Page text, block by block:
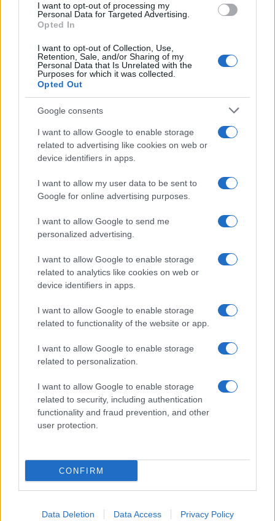
consent section.
I want to opt-out of processing my
Personal Data for Targeted Advertising.
Opted In
I want to opt-out of Collection, Use,
Retention, Sale, and/or Sharing of my
Personal Data that Is Unrelated with the
Purposes for which it was collected.
Opted Out
Google consents
I want to allow Google to enable storage
related to advertising like cookies on web or
device identifiers in apps.
I want to allow my user data to be sent to
Google for online advertising purposes.
I want to allow Google to send me
personalized advertising.
I want to allow Google to enable storage
related to analytics like cookies on web or
device identifiers in apps.
I want to allow Google to enable storage
related to functionality of the website or app.
I want to allow Google to enable storage
related to personalization.
I want to allow Google to enable storage
related to security, including authentication
functionality and fraud prevention, and other
user protection.
CONFIRM
Data Deletion Data Access Privacy Policy
Facebook
Twitter
Instagram
LinkedIn
Cookie Policy
Chi siamo
Syndication
Globalist
Globalscience
Culture
Megachip
Giornale dello
Wondernet
Giuliana Sgrena
Syndication